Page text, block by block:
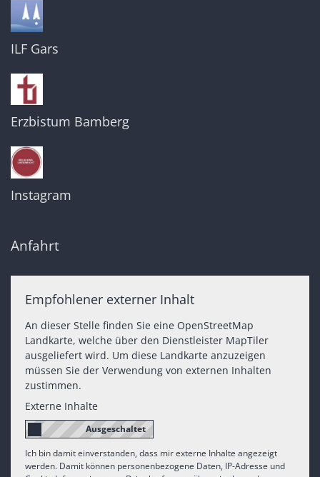
ILF Gars
Erzbistum Bamberg
Instagram
Anfahrt
Empfohlener externer Inhalt
An dieser Stelle finden Sie eine OpenStreetMap
Landkarte, welche über den Dienstleister MapTiler
ausgeliefert wird. Um diese Landkarte anzuzeigen
müssen Sie der Verwendung von externen Inhalten
zustimmen.
Externe Inhalte
Ich bin damit einverstanden, dass mir externe Inhalte angezeigt
werden. Damit können personenbezogene Daten, IP-Adresse und